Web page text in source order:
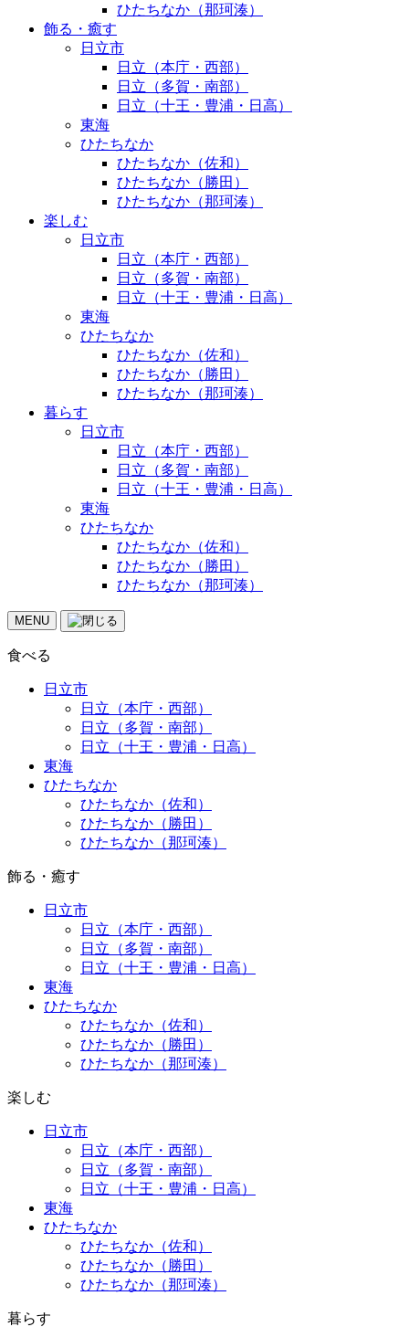
ひたちなか（那珂湊）
飾る・癒す
日立市
日立（本庁・西部）
日立（多賀・南部）
日立（十王・豊浦・日高）
東海
ひたちなか
ひたちなか（佐和）
ひたちなか（勝田）
ひたちなか（那珂湊）
楽しむ
日立市
日立（本庁・西部）
日立（多賀・南部）
日立（十王・豊浦・日高）
東海
ひたちなか
ひたちなか（佐和）
ひたちなか（勝田）
ひたちなか（那珂湊）
暮らす
日立市
日立（本庁・西部）
日立（多賀・南部）
日立（十王・豊浦・日高）
東海
ひたちなか
ひたちなか（佐和）
ひたちなか（勝田）
ひたちなか（那珂湊）
MENU
食べる
日立市
日立（本庁・西部）
日立（多賀・南部）
日立（十王・豊浦・日高）
東海
ひたちなか
ひたちなか（佐和）
ひたちなか（勝田）
ひたちなか（那珂湊）
飾る・癒す
日立市
日立（本庁・西部）
日立（多賀・南部）
日立（十王・豊浦・日高）
東海
ひたちなか
ひたちなか（佐和）
ひたちなか（勝田）
ひたちなか（那珂湊）
楽しむ
日立市
日立（本庁・西部）
日立（多賀・南部）
日立（十王・豊浦・日高）
東海
ひたちなか
ひたちなか（佐和）
ひたちなか（勝田）
ひたちなか（那珂湊）
暮らす